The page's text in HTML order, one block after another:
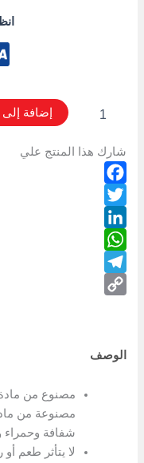
إضافة
شارك هذا المنتج علي
Facebook
Twitter
LinkedIn
WhatsApp
Telegram
الوصف
مصنوع من مادة
شفافة وحمراء
لا يتأثر طعم